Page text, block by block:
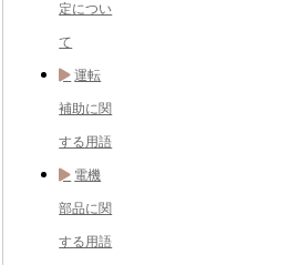
定につい
て
運転
補助に関
する用語
電機
部品に関
する用語